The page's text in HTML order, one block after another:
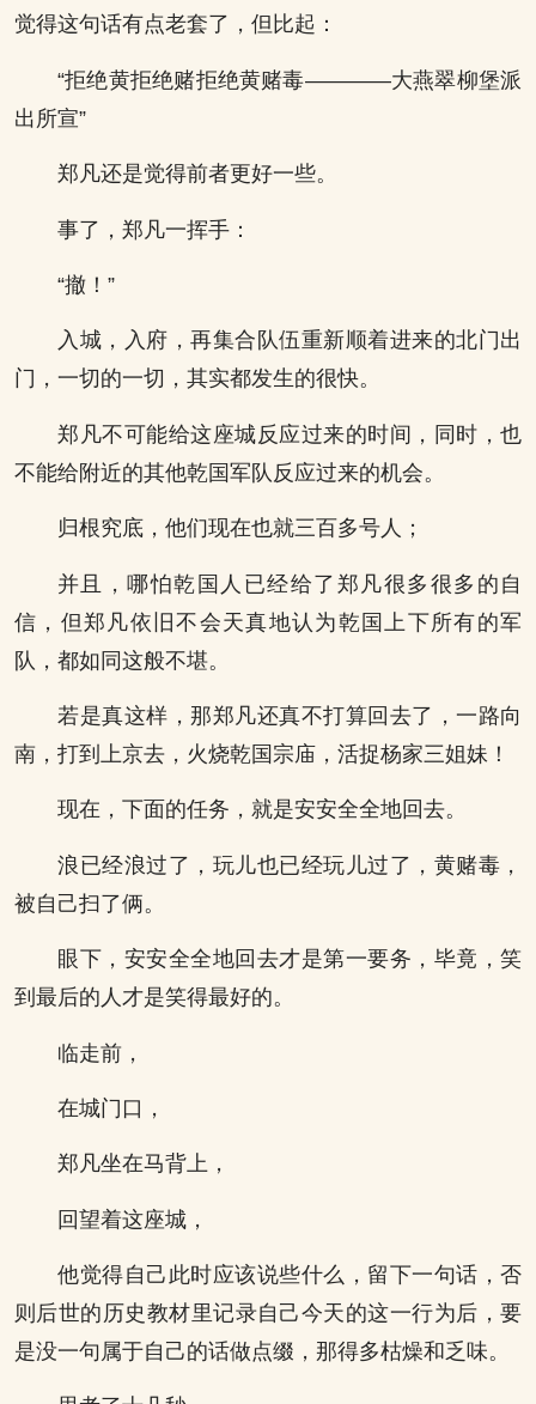
觉得这句话有点老套了，但比起：
“拒绝黄拒绝赌拒绝黄赌毒————大燕翠柳堡派
出所宣”
郑凡还是觉得前者更好一些。
事了，郑凡一挥手：
“撤！”
入城，入府，再集合队伍重新顺着进来的北门出
门，一切的一切，其实都发生的很快。
郑凡不可能给这座城反应过来的时间，同时，也
不能给附近的其他乾国军队反应过来的机会。
归根究底，他们现在也就三百多号人；
并且，哪怕乾国人已经给了郑凡很多很多的自
信，但郑凡依旧不会天真地认为乾国上下所有的军
队，都如同这般不堪。
若是真这样，那郑凡还真不打算回去了，一路向
南，打到上京去，火烧乾国宗庙，活捉杨家三姐妹！
现在，下面的任务，就是安安全全地回去。
浪已经浪过了，玩儿也已经玩儿过了，黄赌毒，
被自己扫了俩。
眼下，安安全全地回去才是第一要务，毕竟，笑
到最后的人才是笑得最好的。
临走前，
在城门口，
郑凡坐在马背上，
回望着这座城，
他觉得自己此时应该说些什么，留下一句话，否
则后世的历史教材里记录自己今天的这一行为后，要
是没一句属于自己的话做点缀，那得多枯燥和乏味。